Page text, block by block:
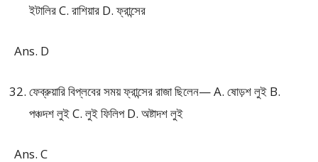
ইটালির C. রাশিয়ার D. ফ্রান্সের
Ans. D
ফেব্রুয়ারি বিপ্লবের সময় ফ্রান্সের রাজা ছিলেন— A. ষোড়শ লুই B.
পঞ্চদশ লুই C. লুই ফিলিপ D. অষ্টাদশ লুই
Ans. C